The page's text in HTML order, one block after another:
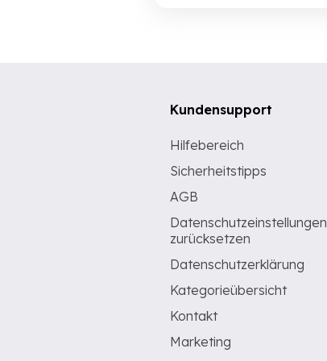
Kundensupport
Hilfebereich
Sicherheitstipps
AGB
Datenschutzeinstellungen
zurücksetzen
Datenschutzerklärung
Kategorieübersicht
Kontakt
Marketing